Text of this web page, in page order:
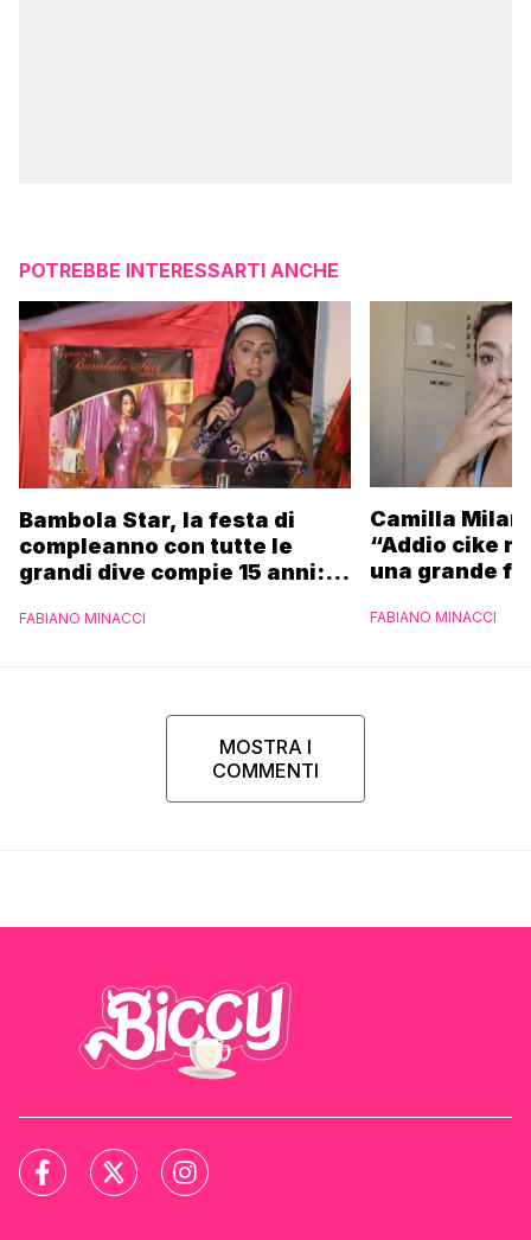
POTREBBE INTERESSARTI ANCHE
Bambola Star, la festa di
compleanno con tutte le
grandi dive compie 15 anni: il
FABIANO MINACCI
Camilla
“Addio cike
una grande
FABIANO MINACCI
MOSTRA I
COMMENTI